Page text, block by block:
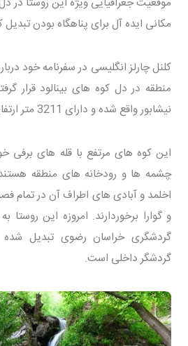
مکانی ایده آل برای پناهگاه بودن تبدیل
کلنل چارلز انگلیسی در سفرنامه خود
منطقه در دل کوه های بینالود قرار
نیشابور واقع شده و دارای 3211 متر ارتفاع است.
این کوه های مرتفع با قله های برفی
چشمه ها و رودخانه های منطقه
اخلمد و آبادی های اطراف آن در تمام
و گوارا برخوردارند. امروزه این
گردشگری خراسان رضوی تبدیل شده
گردشگر داخلی است.